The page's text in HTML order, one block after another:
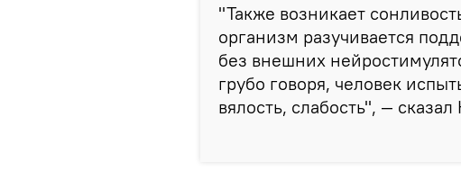
"Также возникает
организм разучивается
без внешних
грубо говоря, человек
вялость, слабость", —